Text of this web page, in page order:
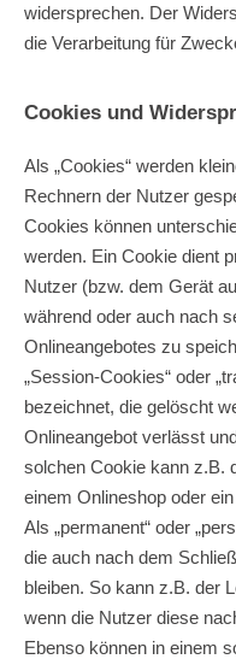
widersprechen. Der
die Verarbeitung für
Cookies und
Als „Cookies“ werden
Rechnern der Nutzer
Cookies können
werden. Ein Cookie dient
Nutzer (bzw. dem Gerät
während oder auch nach
Onlineangebotes zu
„Session-Cookies“ oder
bezeichnet, die gelöscht
Onlineangebot verlässt
solchen Cookie kann z.B.
einem Onlineshop oder
Als „permanent“ oder
die auch nach dem
bleiben. So kann z.B. der
wenn die Nutzer diese
Ebenso können in einem